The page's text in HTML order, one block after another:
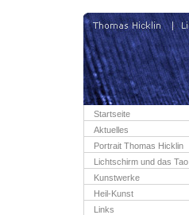
Startseite
Aktuelles
Portrait Thomas Hicklin
Lichtschirm und das Tao
Kunstwerke
Heil-Kunst
Links